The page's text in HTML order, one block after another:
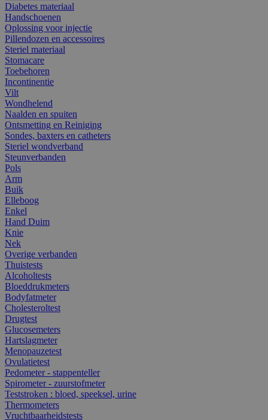
Diabetes materiaal
Handschoenen
Oplossing voor injectie
Pillendozen en accessoires
Steriel materiaal
Stomacare
Toebehoren
Incontinentie
Vilt
Wondhelend
Naalden en spuiten
Ontsmetting en Reiniging
Sondes, baxters en catheters
Steriel wondverband
Steunverbanden
Pols
Arm
Buik
Elleboog
Enkel
Hand Duim
Knie
Nek
Overige verbanden
Thuistests
Alcoholtests
Bloeddrukmeters
Bodyfatmeter
Cholesteroltest
Drugtest
Glucosemeters
Hartslagmeter
Menopauzetest
Ovulatietest
Pedometer - stappenteller
Spirometer - zuurstofmeter
Teststroken : bloed, speeksel, urine
Thermometers
Vruchtbaarheidstests